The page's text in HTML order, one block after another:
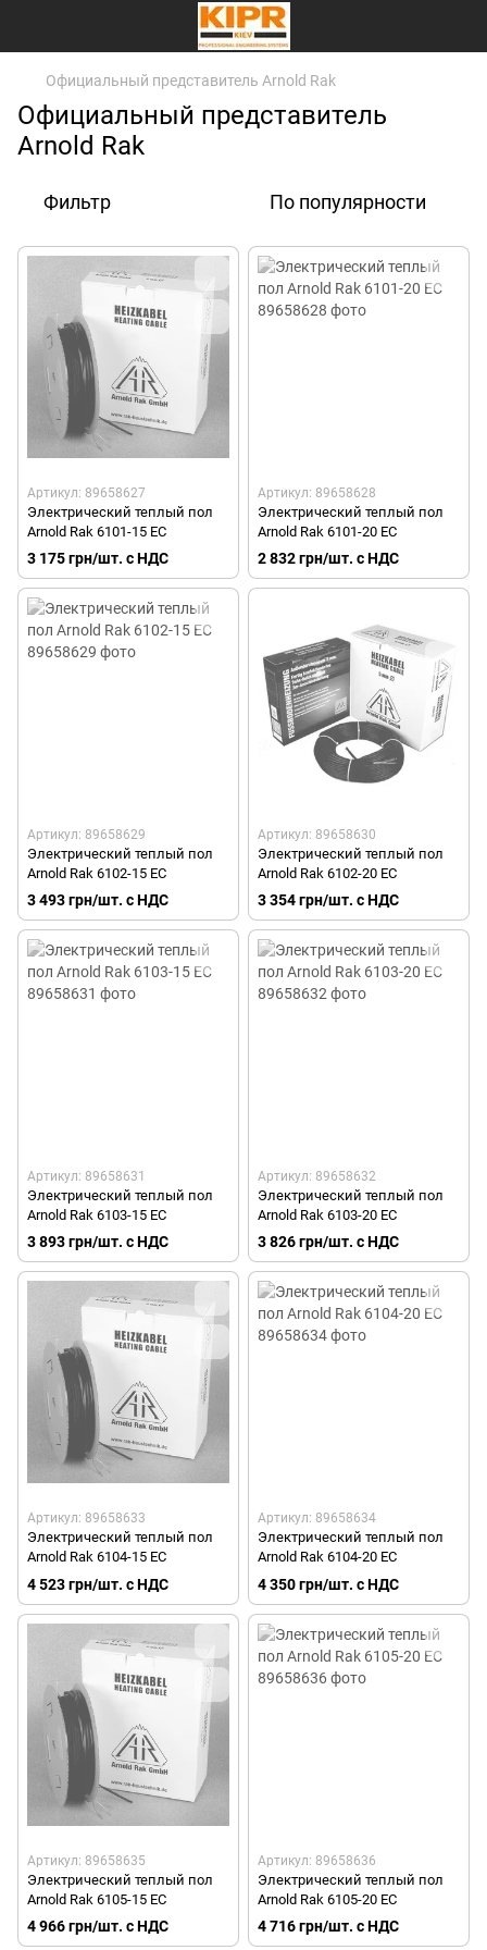
Официальный представитель Arnold Rak
Официальный представитель
Arnold Rak
Фильтр По популярности
Артикул: 89658627
Электрический теплый пол
Arnold Rak 6101-15 EC
3 175 грн/шт. с НДС
Артикул: 89658628
Электрический теплый пол
Arnold Rak 6101-20 EC
2 832 грн/шт. с НДС
Артикул: 89658629
Электрический теплый пол
Arnold Rak 6102-15 EC
3 493 грн/шт. с НДС
Артикул: 89658630
Электрический теплый пол
Arnold Rak 6102-20 EC
3 354 грн/шт. с НДС
Артикул: 89658631
Электрический теплый пол
Arnold Rak 6103-15 EC
3 893 грн/шт. с НДС
Артикул: 89658632
Электрический теплый пол
Arnold Rak 6103-20 EC
3 826 грн/шт. с НДС
Артикул: 89658633
Электрический теплый пол
Arnold Rak 6104-15 EC
4 523 грн/шт. с НДС
Артикул: 89658634
Электрический теплый пол
Arnold Rak 6104-20 EC
4 350 грн/шт. с НДС
Артикул: 89658635
Электрический теплый пол
Arnold Rak 6105-15 EC
4 966 грн/шт. с НДС
Артикул: 89658636
Электрический теплый пол
Arnold Rak 6105-20 EC
4 716 грн/шт. с НДС